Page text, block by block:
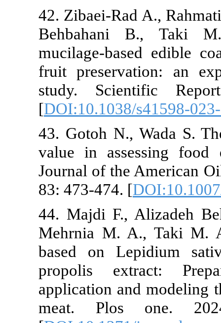
42. Zibaei-
Behbahani
mucilage-
fruit
study.
[
43. Gotoh
value in
Journal of
83: 473-474. [
44. Majdi F.,
Mehrnia M.
based on
propolis
application
meat.